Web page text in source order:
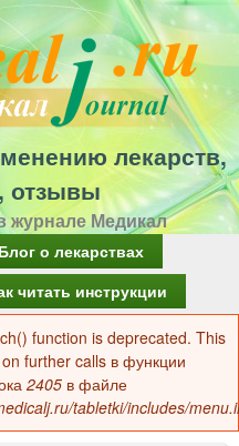
лекарств,
отзывы
журнале Медикал
Блог о лекарствах
читать инструкции
function is deprecated. This
further calls в функции
2405 в файле
tabletki/includes/